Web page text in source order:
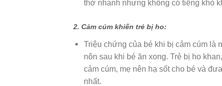
thở nhanh nhưng không có tiếng khò
2. Cảm cúm khiến trẻ bị ho:
Triệu chứng của bé khi bị cảm cúm là
nôn sau khi bé ăn xong. Trẻ bị ho
cảm cúm, mẹ nên hạ sốt cho bé và
nhất.